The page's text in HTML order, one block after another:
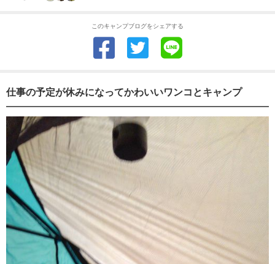
このキャンプブログをシェアする
仕事の予定が休みになってかわいいワンコとキャンプ